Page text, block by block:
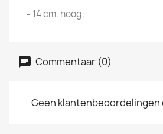
- 14 cm. hoog.
Commentaar (0)
Geen klantenbeoordelingen